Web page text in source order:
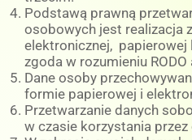
Podstawą prawną
osobowych jest realizacja
elektronicznej, papierowej
zgoda w rozumieniu
Dane osoby
formie papierowej i
Przetwarzanie danych
w czasie korzystania przez